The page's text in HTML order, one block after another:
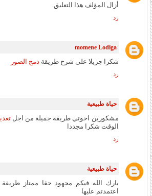
أزال المؤلف هذا التعليق.
رد
momene Lodiga
شكرا جزيلا على شرح طريقة دمج الصور
رد
حياة طبيعية
مشكورين اخوتي طريقة جميلة من اجل
الوقت شكرا مجددا
رد
حياة طبيعية
بارك الله فيكم مجهود حقا ممتاز
اعتمدتم عليها